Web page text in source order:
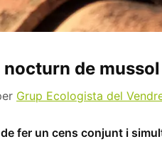
nocturn de
Grup Ecologista del
fer un cens conjunt i